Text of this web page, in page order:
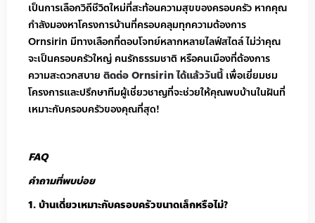
เป็นการเลือกวิถีชีวิตใหม่ที่สะท้อนความสุขของครอบครัว หากคุณ
กำลังมองหาโครงการบ้านที่ครอบคลุมทุกความต้องการ
Ornsirin มีทางเลือกที่ตอบโจทย์หลากหลายไลฟ์สไตล์ ไม่ว่าคุณ
จะเป็นครอบครัวใหญ่ คนรักธรรมชาติ หรือคนเมืองที่ต้องการ
ความสะดวกสบาย ติดต่อ Ornsirin ได้แล้ววันนี้ เพื่อเยี่ยมชม
โครงการและปรึกษาทีมผู้เชี่ยวชาญที่จะช่วยให้คุณพบบ้านในฝันที่
เหมาะกับครอบครัวของคุณที่สุด!
FAQ
คำถามที่พบบ่อย
1. บ้านเดี่ยวเหมาะกับครอบครัวขนาดเล็กหรือไม่?